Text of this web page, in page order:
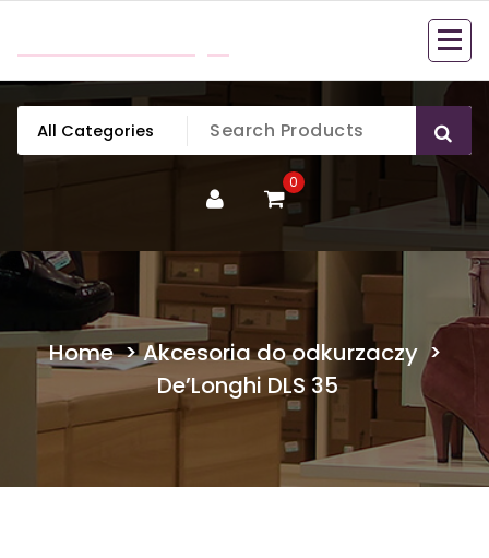
content
0
Home>Akcesoria do odkurzaczy>
De’Longhi DLS 35